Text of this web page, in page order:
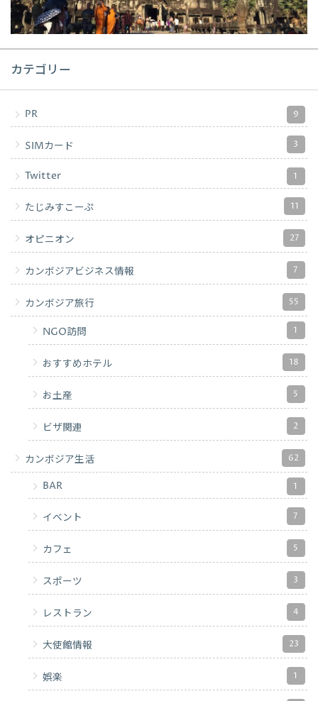
カテゴリー
PR 9
SIMカード 3
Twitter 1
たじみすこーぷ 11
オピニオン 27
カンボジアビジネス情報 7
カンボジア旅行 55
NGO訪問 1
おすすめホテル 18
お土産 5
ビザ関連 2
カンボジア生活 62
BAR 1
イベント 7
カフェ 5
スポーツ 3
レストラン 4
大使館情報 23
娯楽 1